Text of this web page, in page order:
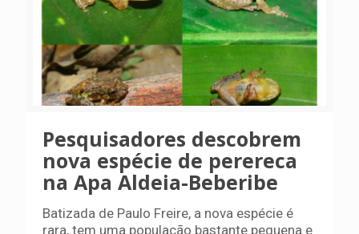
Pesquisadores descobrem
nova espécie de perereca
na Apa Aldeia-Beberibe
Batizada de Paulo Freire, a nova espécie é
rara, tem uma população bastante pequena e